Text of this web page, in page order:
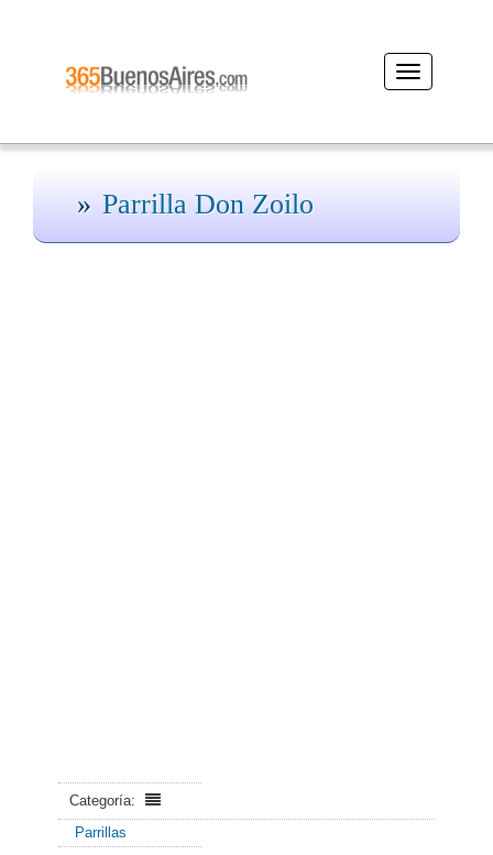
Desplegar
navegación
Parrilla Don Zoilo
Categoría:
Parrillas